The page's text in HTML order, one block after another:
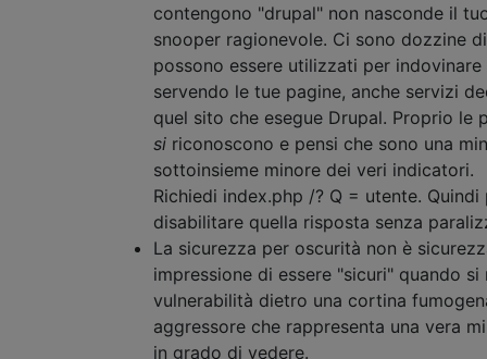
contengono "drupal" non nasconde il
snooper ragionevole. Ci sono dozzine
possono essere utilizzati per
servendo le tue pagine, anche servizi
quel sito che esegue Drupal. Proprio le
si riconoscono e pensi che sono una
sottoinsieme minore dei veri indicatori.
Richiedi index.php /? Q = utente. Quindi
disabilitare quella risposta senza
La sicurezza per oscurità non è
impressione di essere "sicuri" quando si
vulnerabilità dietro una cortina
aggressore che rappresenta una vera
in grado di vedere.